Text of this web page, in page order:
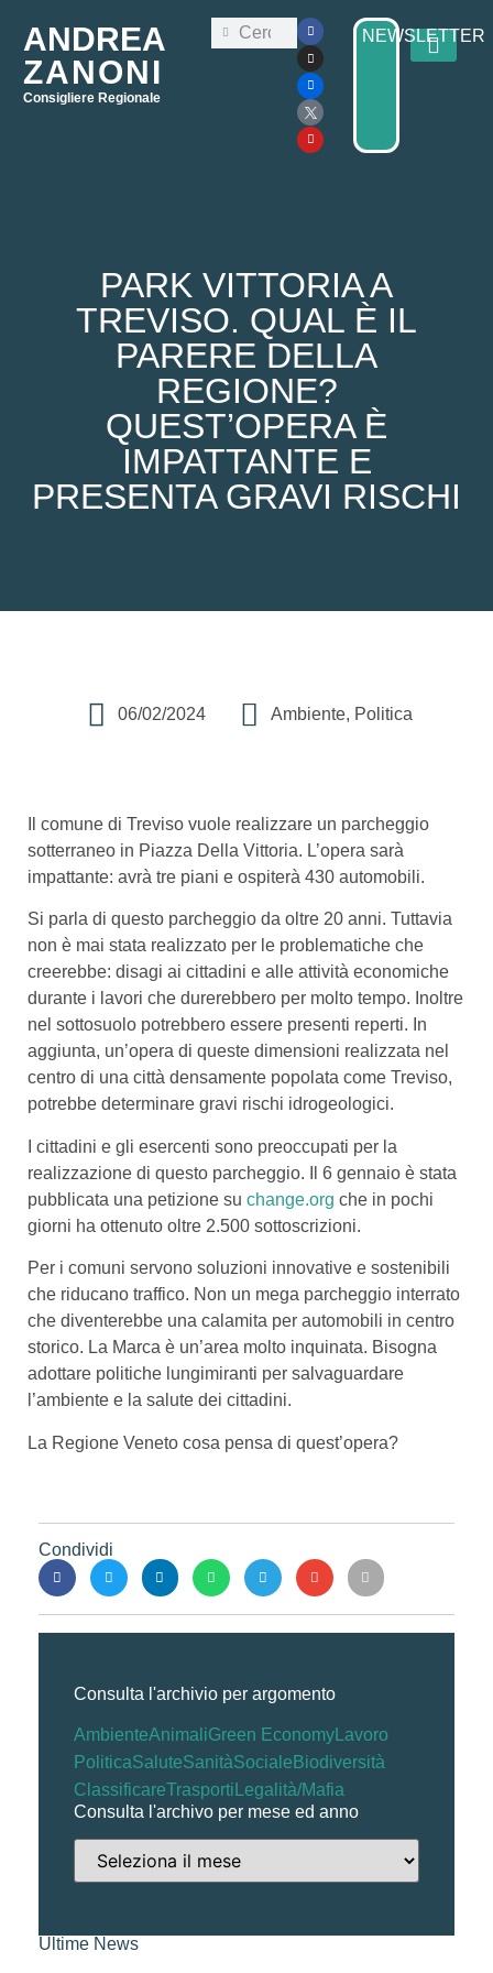
ANDREA
ZANONI
Consigliere Regionale
NEWSLETTER
PARK VITTORIA A
TREVISO. QUAL È IL
PARERE DELLA
REGIONE?
QUEST’OPERA È
IMPATTANTE E
PRESENTA GRAVI RISCHI
06/02/2024 Ambiente, Politica
Il comune di Treviso vuole realizzare un parcheggio
sotterraneo in Piazza Della Vittoria. L’opera sarà
impattante: avrà tre piani e ospiterà 430 automobili.
Si parla di questo parcheggio da oltre 20 anni. Tuttavia
non è mai stata realizzato per le problematiche che
creerebbe: disagi ai cittadini e alle attività economiche
durante i lavori che durerebbero per molto tempo. Inoltre
nel sottosuolo potrebbero essere presenti reperti. In
aggiunta, un’opera di queste dimensioni realizzata nel
centro di una città densamente popolata come Treviso,
potrebbe determinare gravi rischi idrogeologici.
I cittadini e gli esercenti sono preoccupati per la
realizzazione di questo parcheggio. Il 6 gennaio è stata
pubblicata una petizione su change.org che in pochi
giorni ha ottenuto oltre 2.500 sottoscrizioni.
Per i comuni servono soluzioni innovative e sostenibili
che riducano traffico. Non un mega parcheggio interrato
che diventerebbe una calamita per automobili in centro
storico. La Marca è un’area molto inquinata. Bisogna
adottare politiche lungimiranti per salvaguardare
l’ambiente e la salute dei cittadini.
La Regione Veneto cosa pensa di quest’opera?
Condividi
Consulta l'archivio per argomento
AmbienteAnimaliGreen Economy Lavoro
PoliticaSaluteSanitàSociale Biodiversità
ClassificareTrasporti Legalità/Mafia
Consulta l'archivo per mese ed anno
Ultime News